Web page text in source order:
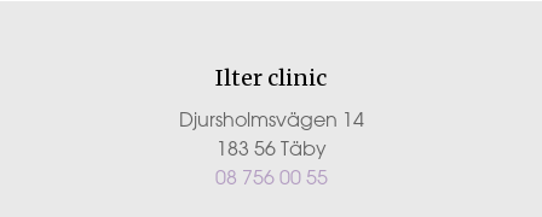
Ilter clinic
Djursholmsvägen 14
183 56 Täby
08 756 00 55